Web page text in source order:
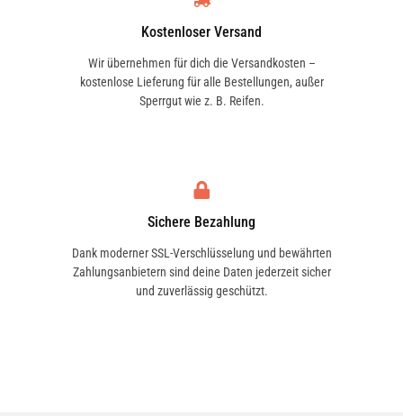
Kostenloser Versand
Wir übernehmen für dich die Versandkosten –
kostenlose Lieferung für alle Bestellungen, außer
Sperrgut wie z. B. Reifen.
Sichere Bezahlung
Dank moderner SSL-Verschlüsselung und bewährten
Zahlungsanbietern sind deine Daten jederzeit sicher
und zuverlässig geschützt.